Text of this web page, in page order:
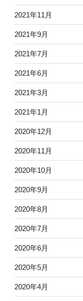
2021年11月
2021年9月
2021年7月
2021年6月
2021年3月
2021年1月
2020年12月
2020年11月
2020年10月
2020年9月
2020年8月
2020年7月
2020年6月
2020年5月
2020年4月